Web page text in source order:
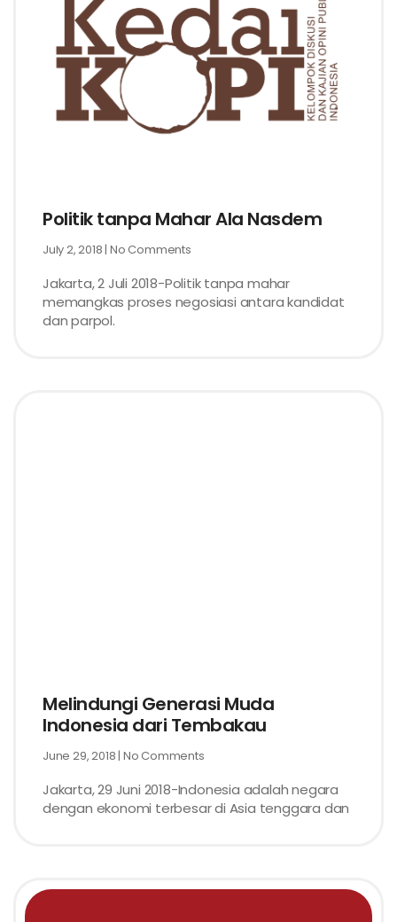
Politik tanpa Mahar Ala Nasdem
July 2, 2018 No Comments
Jakarta, 2 Juli 2018-Politik tanpa mahar
memangkas proses negosiasi antara kandidat
dan parpol.
Melindungi Generasi Muda
Indonesia dari Tembakau
June 29, 2018 No Comments
Jakarta, 29 Juni 2018-Indonesia adalah negara
dengan ekonomi terbesar di Asia tenggara dan